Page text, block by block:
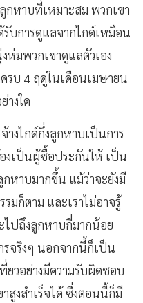
กหาบที่เหมาะสม พวกเขา
บการดูแลจากไกด์เหมือน
ห่มพวกเขาดูแลตัวเอง
รบ 4 ฤดูในเดือนเมษายน
างใด
างไกด์กึ่งลูกหาบเป็นการ
งเป็นผู้ซื้อประกันให้ เป็น
หาบมากขึ้น แม้ว่าจะยังมี
มก็ตาม และเราไม่อาจรู้
ไปถึงลูกหาบกี่มากน้อย
รจริงๆ นอกจากนี้ก็เป็น
ยวอย่างมีความรับผิดชอบ
งสำเร็จได้ ซึ่งตอนนี้ก็มี